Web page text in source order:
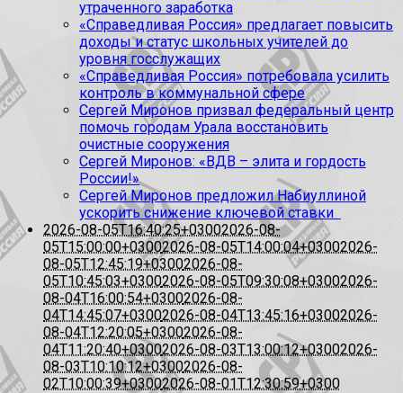
утраченного заработка
«Справедливая Россия» предлагает повысить
доходы и статус школьных учителей до
уровня госслужащих
«Справедливая Россия» потребовала усилить
контроль в коммунальной сфере
Сергей Миронов призвал федеральный центр
помочь городам Урала восстановить
очистные сооружения
Сергей Миронов: «ВДВ – элита и гордость
России!»
Сергей Миронов предложил Набиуллиной
ускорить снижение ключевой ставки
2026-08-05T16:40:25+03002026-08-
05T15:00:00+03002026-08-05T14:00:04+03002026-
08-05T12:45:19+03002026-08-
05T10:45:03+03002026-08-05T09:30:08+03002026-
08-04T16:00:54+03002026-08-
04T14:45:07+03002026-08-04T13:45:16+03002026-
08-04T12:20:05+03002026-08-
04T11:20:40+03002026-08-03T13:00:12+03002026-
08-03T10:10:12+03002026-08-
02T10:00:39+03002026-08-01T12:30:59+0300